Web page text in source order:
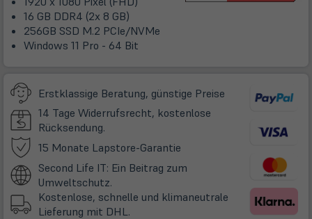
16 GB DDR4 (2x 8 GB)
256GB SSD M.2 PCIe/NVMe
Windows 11 Pro - 64 Bit
Erstklassige Beratung, günstige Preise
14 Tage Widerrufsrecht, kostenlose
Rücksendung.
15 Monate Lapstore-Garantie
neuem
Second Life IT: Ein Beitrag zum
Umweltschutz.
Kostenlose, schnelle und klimaneutrale
Lieferung mit DHL.